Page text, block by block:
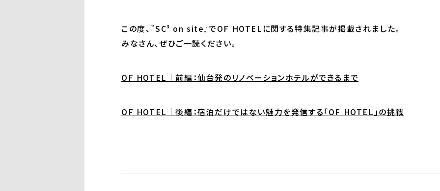
この度、『SC³ on site』でOF HOTELに関する特集記事が掲載されました。
みなさん、ぜひご一読ください。
OF HOTEL｜前編：仙台発のリノベーションホテルができるまで
OF HOTEL｜後編：宿泊だけではない魅力を発信する「OF HOTEL」の挑戦